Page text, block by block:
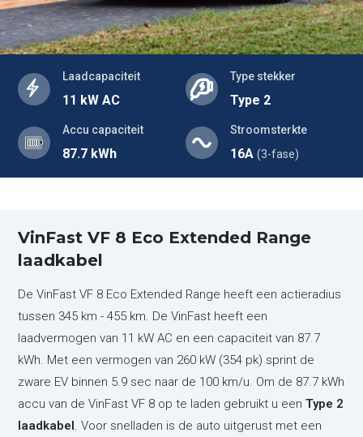
Laadcapaciteit
11 kW AC
Type stekker
Type 2
Accu capaciteit
87.7 kWh
Stroomsterkte
16A (3-fase)
VinFast VF 8 Eco Extended Range
laadkabel
De VinFast VF 8 Eco Extended Range heeft een actieradius
tussen 345 km - 455 km. De VinFast heeft een
laadvermogen van 11 kW AC en een capaciteit van 87.7
kWh. Met een vermogen van 260 kW (354 pk) sprint de
zware EV binnen 5.9 sec naar de 100 km/u. Om de 87.7 kWh
accu van de VinFast VF 8 op te laden gebruikt u eenType 2
laadkabel. Voor snelladen is de auto uitgerust met een